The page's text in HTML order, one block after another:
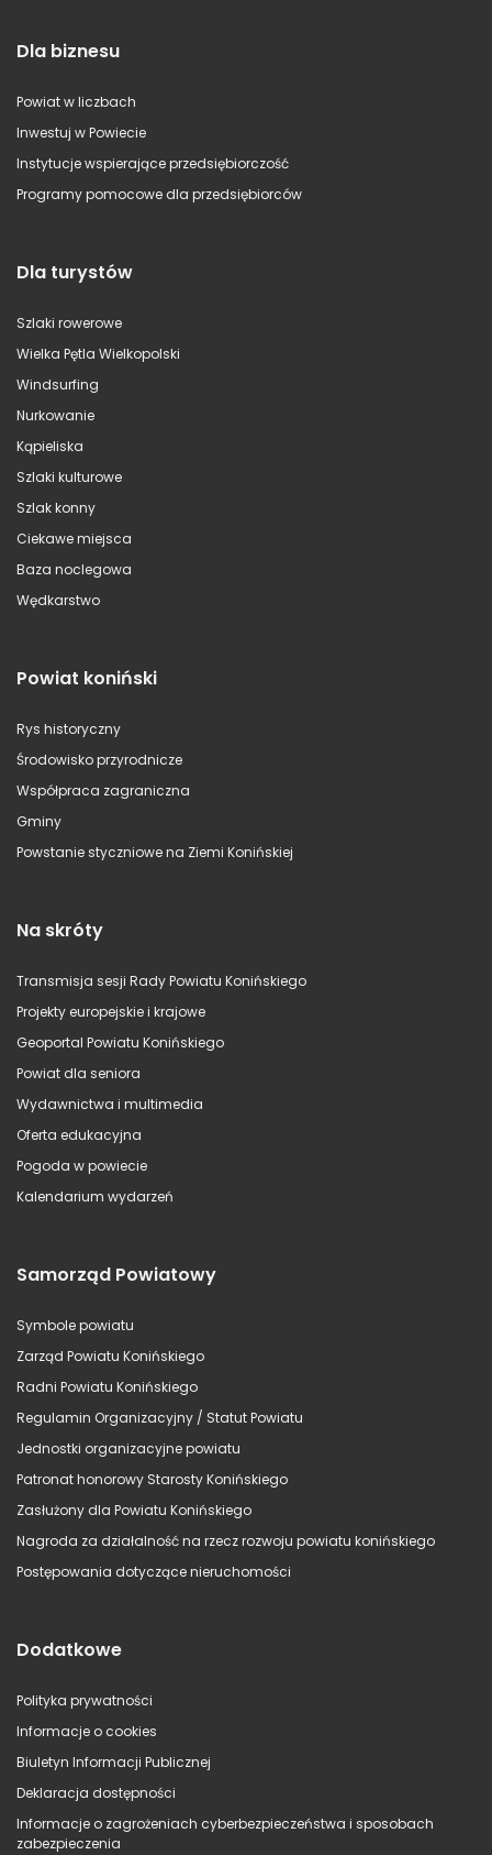
Dla biznesu
Powiat w liczbach
Inwestuj w Powiecie
Instytucje wspierające przedsiębiorczość
Programy pomocowe dla przedsiębiorców
Dla turystów
Szlaki rowerowe
Wielka Pętla Wielkopolski
Windsurfing
Nurkowanie
Kąpieliska
Szlaki kulturowe
Szlak konny
Ciekawe miejsca
Baza noclegowa
Wędkarstwo
Powiat koniński
Rys historyczny
Środowisko przyrodnicze
Współpraca zagraniczna
Gminy
Powstanie styczniowe na Ziemi Konińskiej
Na skróty
Transmisja sesji Rady Powiatu Konińskiego
Projekty europejskie i krajowe
Geoportal Powiatu Konińskiego
Powiat dla seniora
Wydawnictwa i multimedia
Oferta edukacyjna
Pogoda w powiecie
Kalendarium wydarzeń
Samorząd Powiatowy
Symbole powiatu
Zarząd Powiatu Konińskiego
Radni Powiatu Konińskiego
Regulamin Organizacyjny / Statut Powiatu
Jednostki organizacyjne powiatu
Patronat honorowy Starosty Konińskiego
Zasłużony dla Powiatu Konińskiego
Nagroda za działalność na rzecz rozwoju powiatu konińskiego
Postępowania dotyczące nieruchomości
Dodatkowe
Polityka prywatności
Informacje o cookies
Biuletyn Informacji Publicznej
Deklaracja dostępności
Informacje o zagrożeniach cyberbezpieczeństwa i sposobach
zabezpieczenia